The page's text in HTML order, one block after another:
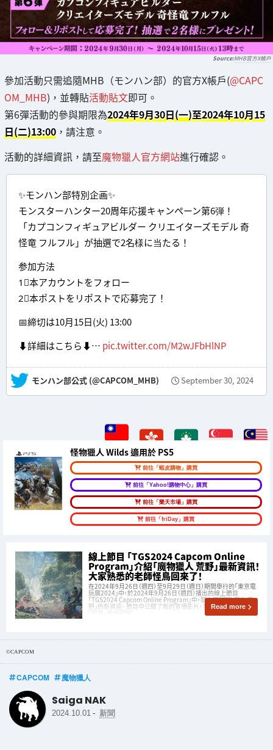
MHB官方X帳戶
參加活動只需追隨MHB（モンハン部）的官方X帳戶(@CAPC
OM_MHB)，並轉貼活動貼文即可。
第6彈活動的參與期限為2024年9月30日(一)至2024年10月15
日(二)13:00 ，請注意。
活動的詳細資訊，請至魔物獵人官方網站進行確認。
✨モンハン部特別企画✨
モンスターハンター20周年応援キャンペーン第6弾！
「カプコンフィギュアビルダー クリエイターズモデル 奇
怪竜 フルフル」が抽選で2名様に当たる！
参加方法
1⃣本アカウントをフォロー
2⃣本ポストをリポストで応募完了！
📅締切は10月15日(火) 13:00
⬇詳細はこちら⬇… pic.twitter.com/M2wJFbHlNP
— モンハン部公式 (@CAPCOM_MHB) September 30, 2024
怪物獵人 Wilds 適用於 PS5
前往「蝦皮購物」購買
前往「Yahoo!購物中心」購買
前往「樂天市場」購買
前往「friDay」購買
線上節目 「TGS2024 Capcom Online
Program」介紹「魔物獵人 荒野」最新資訊！
大家熟悉的老師怪鳥回來了！
在2024年9月26日（週四）至9月29日（週日）期間舉行的「東京電
玩展2024」中，於2024年9月26日（週四）播出的線上節目
「TGS2024 Capcom Online Program」中，發布了「魔物獵人 荒
野」的新資訊。 節目中公開了新的宣傳影片，並且宣布熟悉的老師
Read more
©CAPCOM
CAPCOM 魔物獵人
Saiga NAK
2024.10.01 - 新聞